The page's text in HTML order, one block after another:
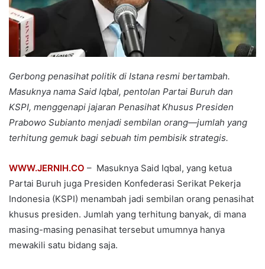
Gerbong penasihat politik di Istana resmi bertambah.
Masuknya nama Said Iqbal, pentolan Partai Buruh dan
KSPI, menggenapi jajaran Penasihat Khusus Presiden
Prabowo Subianto menjadi sembilan orang—jumlah yang
terhitung gemuk bagi sebuah tim pembisik strategis.
WWW.JERNIH.CO – Masuknya Said Iqbal, yang ketua
Partai Buruh juga Presiden Konfederasi Serikat Pekerja
Indonesia (KSPI) menambah jadi sembilan orang penasihat
khusus presiden. Jumlah yang terhitung banyak, di mana
masing-masing penasihat tersebut umumnya hanya
mewakili satu bidang saja.